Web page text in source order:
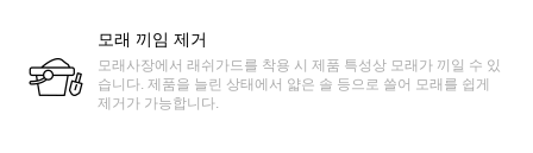
모래 끼임 제거
모래사장에서 래쉬가드를 착용 시 제품 특성상 모래가 끼일 수 있
습니다. 제품을 늘린 상태에서 얇은 솔 등으로 쓸어 모래를 쉽게
제거가 가능합니다.